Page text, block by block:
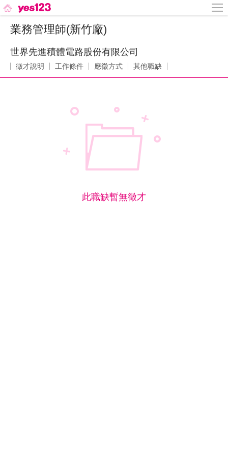
業務管理師(新竹廠)
世界先進積體電路股份有限公司
徵才說明 工作條件 應徵方式 其他職缺
此職缺暫無徵才